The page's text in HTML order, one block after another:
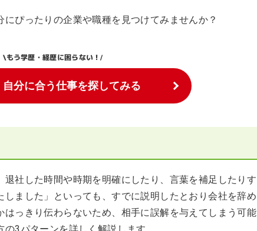
ぴったりの企業や職種を見つけてみませんか？
\もう学歴・経歴に困らない！/
自分に合う仕事を探してみる
退社した時間や時期を明確にしたり、言葉を補足したりす
ました」といっても、すでに説明したとおり会社を辞め
っきり伝わらないため、相手に誤解を与えてしまう可能